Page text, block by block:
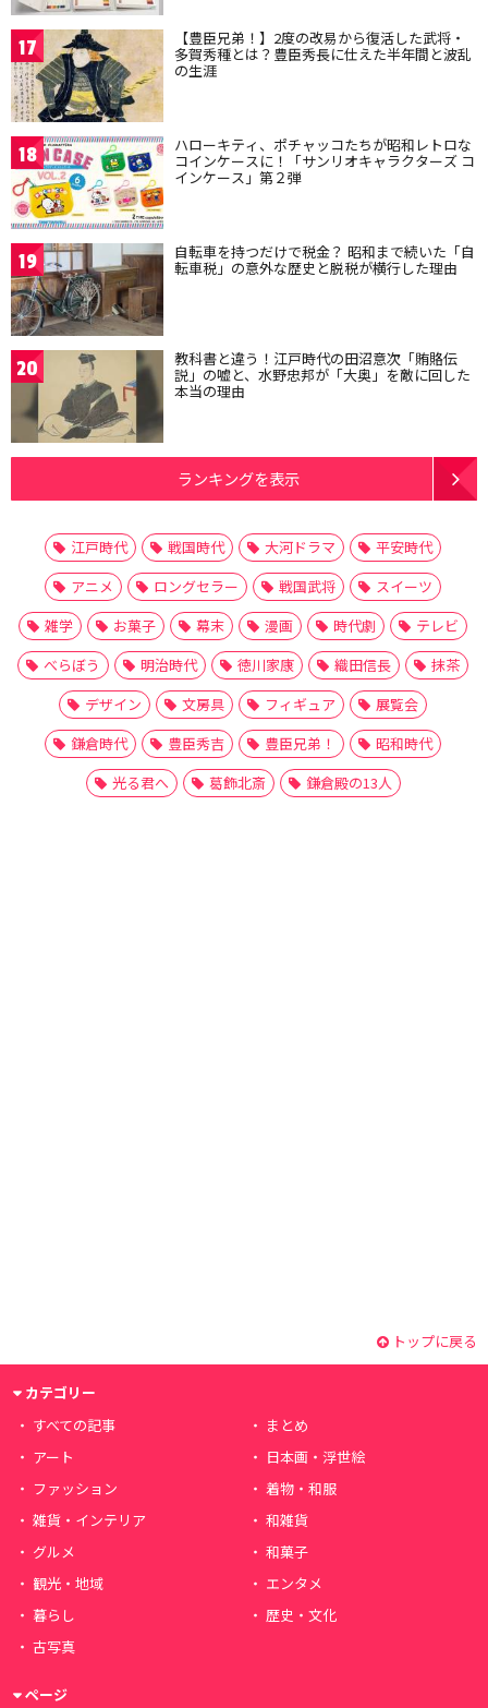
17 【豊臣兄弟！】2度の改易から復活した武将・
多賀秀種とは？豊臣秀長に仕えた半年間と波乱
の生涯
18 ハローキティ、ポチャッコたちが昭和レトロな
コインケースに！「サンリオキャラクターズ コ
インケース」第２弾
19 自転車を持つだけで税金？ 昭和まで続いた「自
転車税」の意外な歴史と脱税が横行した理由
20 教科書と違う！江戸時代の田沼意次「賄賂伝
説」の嘘と、水野忠邦が「大奥」を敵に回した
本当の理由
ランキングを表示
江戸時代 戦国時代 大河ドラマ
平安時代
アニメ
ロングセラー 戦国武将
スイーツ
雑学
お菓子 幕末 漫画 時代劇
テレビ
べらぼう
明治時代 徳川家康 織田信長
抹茶
デザイン
文房具 フィギュア
展覧会
鎌倉時代
豊臣秀吉 豊臣兄弟！
昭和時代
光る君へ
葛飾北斎 鎌倉殿の13人
トップに戻る
カテゴリー
すべての記事
まとめ
アート
日本画・浮世絵
ファッション
着物・和服
雑貨・インテリア
和雑貨
グルメ
和菓子
観光・地域
エンタメ
暮らし
歴史・文化
古写真
ページ